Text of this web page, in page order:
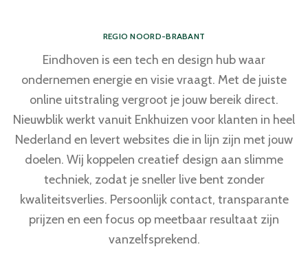
REGIO NOORD-BRABANT
Eindhoven is een tech en design hub waar
ondernemen energie en visie vraagt. Met de juiste
online uitstraling vergroot je jouw bereik direct.
Nieuwblik werkt vanuit Enkhuizen voor klanten in heel
Nederland en levert websites die in lijn zijn met jouw
doelen. Wij koppelen creatief design aan slimme
techniek, zodat je sneller live bent zonder
kwaliteitsverlies. Persoonlijk contact, transparante
prijzen en een focus op meetbaar resultaat zijn
vanzelfsprekend.